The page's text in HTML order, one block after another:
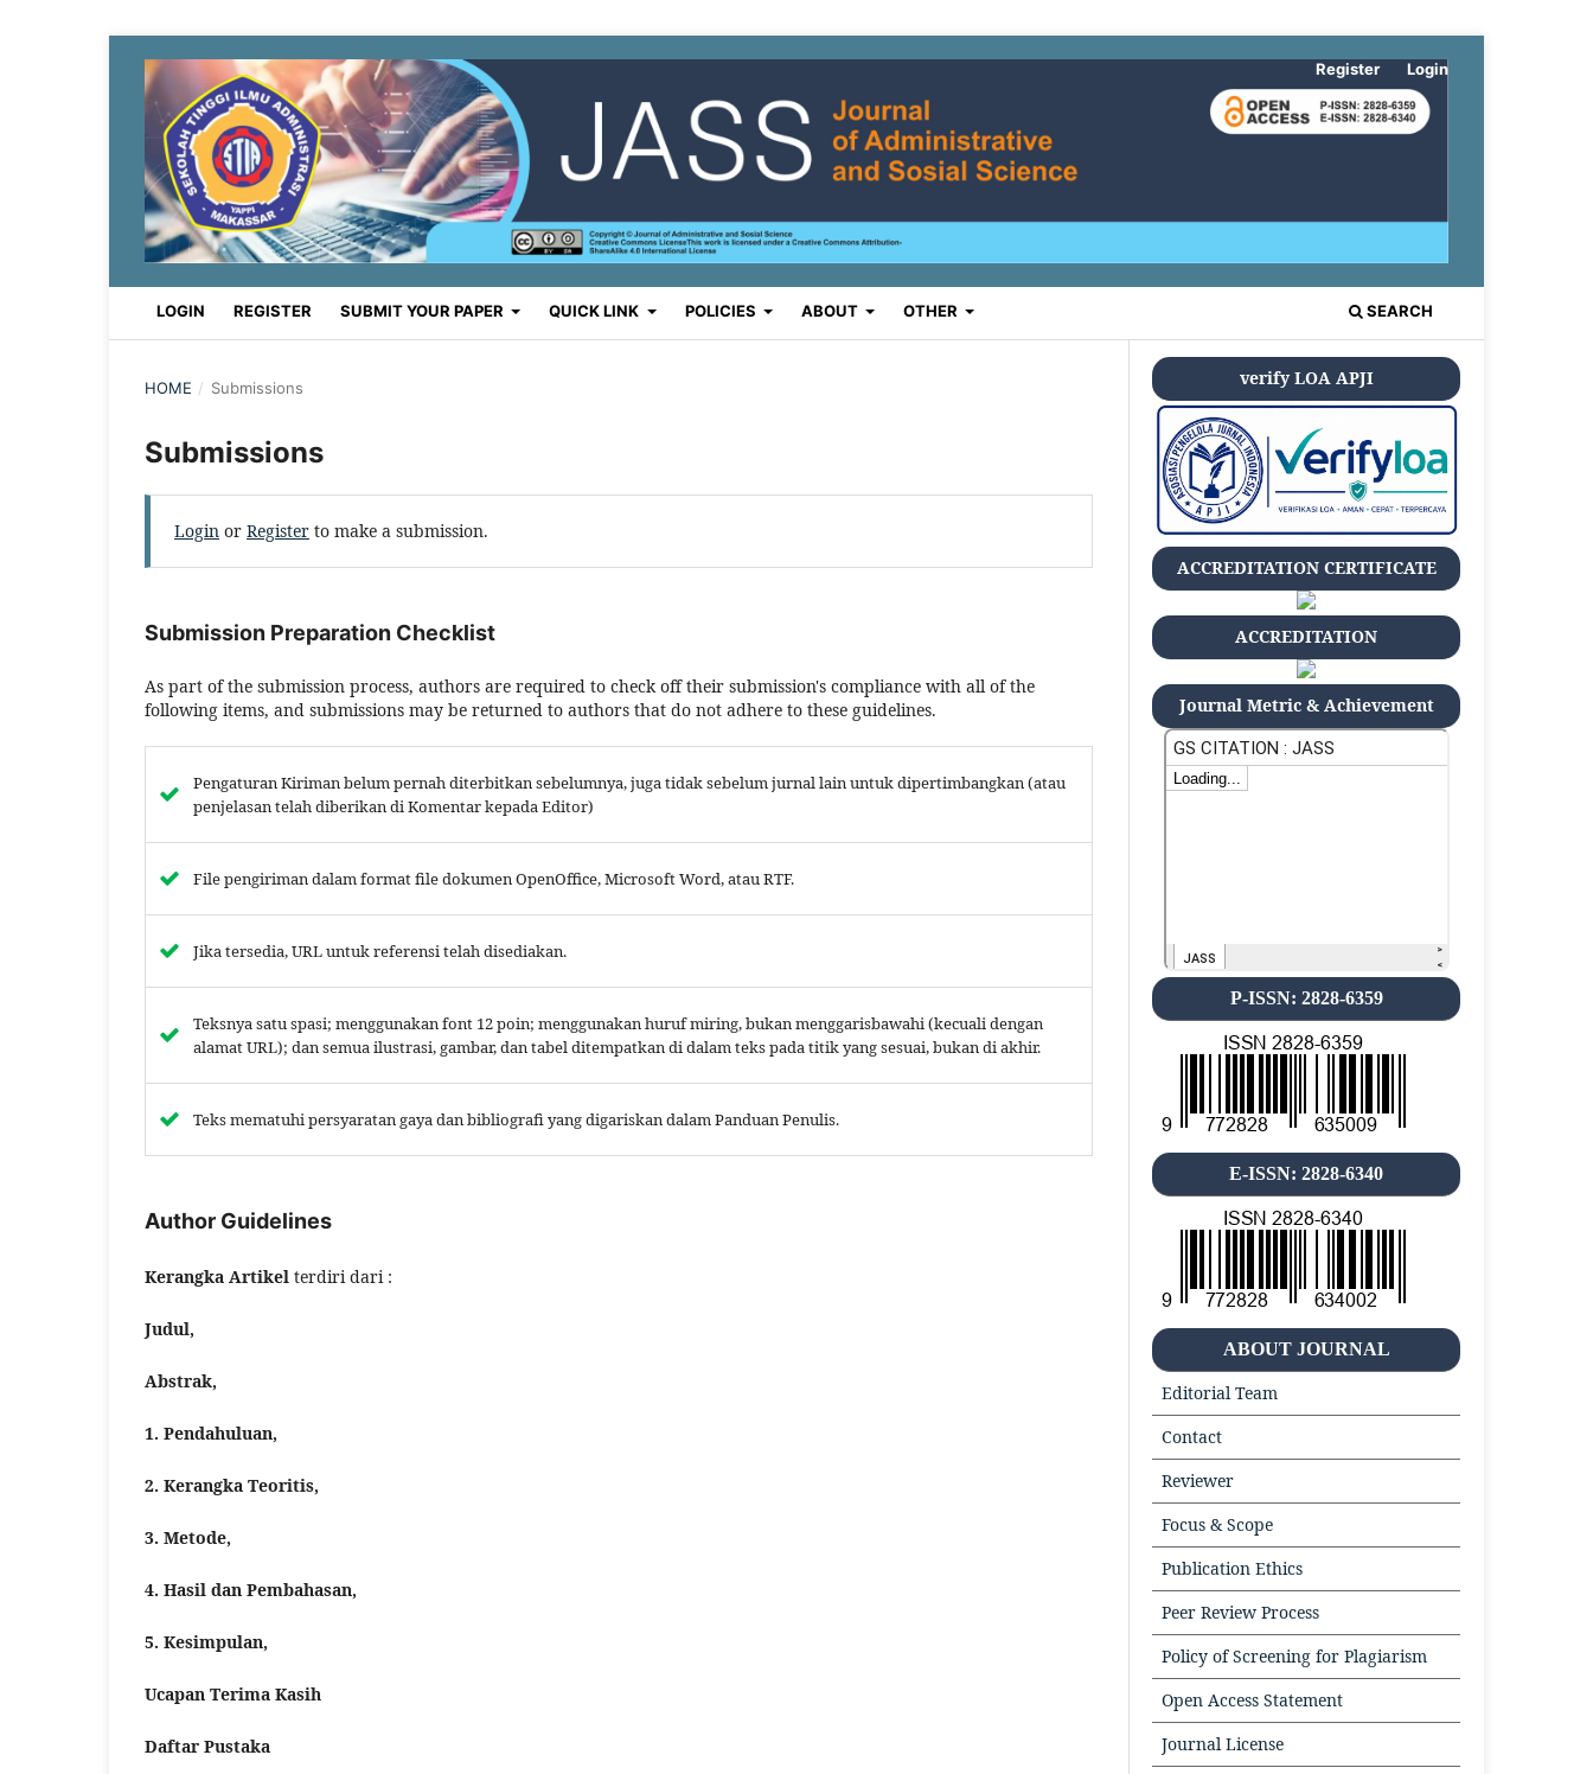
LOGIN REGISTER SUBMIT YOUR PAPER QUICK LINK POLICIES ABOUT OTHER SEARCH
Register Login
HOME / Submissions
Submissions
Login or Register to make a submission.
Submission Preparation Checklist
As part of the submission process, authors are required to check off their submission's compliance with all of the
following items, and submissions may be returned to authors that do not adhere to these guidelines.
Pengaturan Kiriman belum pernah diterbitkan sebelumnya, juga tidak sebelum jurnal lain untuk dipertimbangkan (atau
penjelasan telah diberikan di Komentar kepada Editor)
File pengiriman dalam format file dokumen OpenOffice, Microsoft Word, atau RTF.
Jika tersedia, URL untuk referensi telah disediakan.
Teksnya satu spasi; menggunakan font 12 poin; menggunakan huruf miring, bukan menggarisbawahi (kecuali dengan
alamat URL); dan semua ilustrasi, gambar, dan tabel ditempatkan di dalam teks pada titik yang sesuai, bukan di akhir.
Teks mematuhi persyaratan gaya dan bibliografi yang digariskan dalam Panduan Penulis.
Author Guidelines
Kerangka Artikel terdiri dari :
Judul,
Abstrak,
1. Pendahuluan,
2. Kerangka Teoritis,
3. Metode,
4. Hasil dan Pembahasan,
5. Kesimpulan,
Ucapan Terima Kasih
Daftar Pustaka
verify LOA APJI
ACCREDITATION CERTIFICATE
ACCREDITATION
Journal Metric & Achievement
P-ISSN: 2828-6359
E-ISSN: 2828-6340
ABOUT JOURNAL
Editorial Team
Contact
Reviewer
Focus & Scope
Publication Ethics
Peer Review Process
Policy of Screening for Plagiarism
Open Access Statement
Journal License